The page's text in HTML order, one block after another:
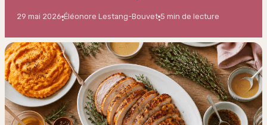
29 mai 2026·Éléonore Lestang-Bouvet·5 min de lecture